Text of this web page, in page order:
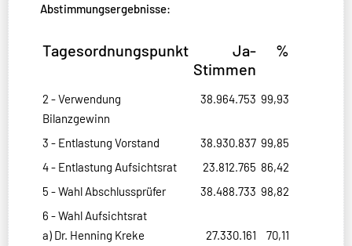
Abstimmungsergebnisse:
Tagesordnungspunkt
Ja-
Stimmen
%
2 - Verwendung
Bilanzgewinn
38.964.753 99,93
3 - Entlastung Vorstand 38.930.837 99,85
4 - Entlastung Aufsichtsrat
23.812.765 86,42
5 - Wahl Abschlussprüfer
38.488.733 98,82
6 - Wahl Aufsichtsrat
a) Dr. Henning Kreke
27.330.161
70,11